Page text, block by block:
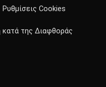
Ρυθμίσεις Cookies
κατά της Διαφθοράς